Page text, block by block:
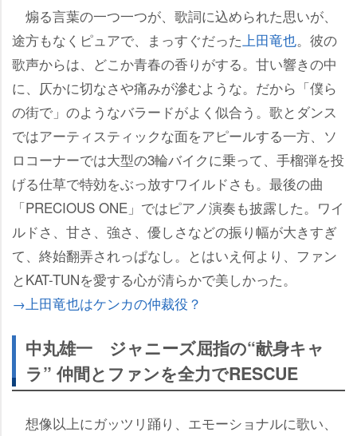
煽る言葉の一つ一つが、歌詞に込められた思いが、
途方もなくピュアで、まっすぐだった上田竜也。彼の
歌声からは、どこか青春の香りがする。甘い響きの中
に、仄かに切なさや痛みが滲むような。だから「僕ら
の街で」のようなバラードがよく似合う。歌とダンス
ではアーティスティックな面をアピールする一方、ソ
ロコーナーでは大型の3輪バイクに乗って、手榴弾を投
げる仕草で特効をぶっ放すワイルドさも。最後の曲
「PRECIOUS ONE」ではピアノ演奏も披露した。ワイ
ルドさ、甘さ、強さ、優しさなどの振り幅が大きすぎ
て、終始翻弄されっぱなし。とはいえ何より、ファン
とKAT-TUNを愛する心が清らかで美しかった。
→上田竜也はケンカの仲裁役？
中丸雄一 ジャニーズ屈指の“献身キャ
ラ” 仲間とファンを全力でRESCUE
想像以上にガッツリ踊り、エモーショナルに歌い、